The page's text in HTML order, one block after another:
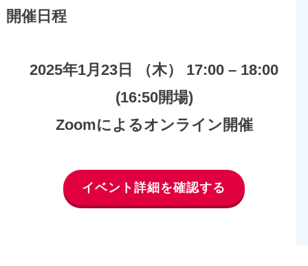
開催日程
2025年1月23日 （木） 17:00 – 18:00
(16:50開場)
Zoomによるオンライン開催
イベント詳細を確認する